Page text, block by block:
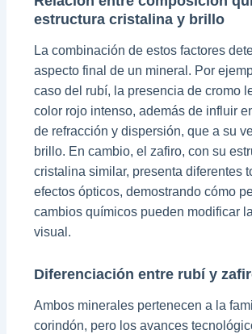
estructura cristalina y brillo
La combinación de estos factores
aspecto final de un mineral. Por
caso del rubí, la presencia de cromo
color rojo intenso, además de influir
de refracción y dispersión, que a su
brillo. En cambio, el zafiro, con su
cristalina similar, presenta diferentes
efectos ópticos, demostrando cómo
cambios químicos pueden modificar
visual.
Diferenciación entre rubí y
Ambos minerales pertenecen a la
corindón, pero los avances